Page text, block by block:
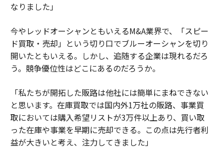
なりました」
今やレッドオーシャンともいえるM&A業界で、「スピー
ド買取・売却」という切り口でブルーオーシャンを切り
開いたともいえる。しかし、追随する企業は現れるだろ
う。競争優位性はどこにあるのだろうか。
「私たちが開拓した販路は他社には簡単にまねできない
と思います。在庫買取では国内外1万社の販路、事業買
取においては購入希望リストが3万件以上あり、買い取
った在庫や事業を早期に売却できる。この点は先行者利
益が大きいと考え、注力してきました」